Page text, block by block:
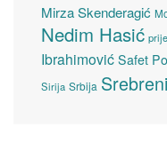
Mirza Skenderagić
Nedim Hasić
Ibrahimović Safet
Sirija Srbija